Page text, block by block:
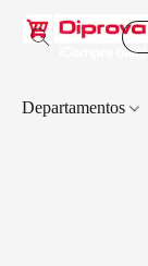
Departamentos